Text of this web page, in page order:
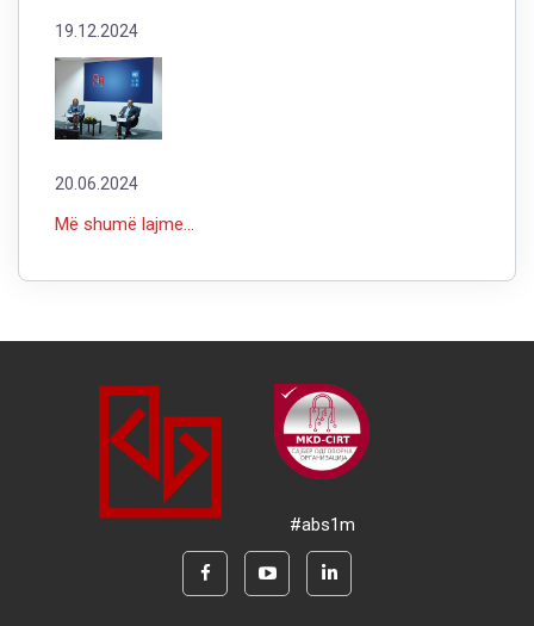
19.12.2024
20.06.2024
Më shumë lajme...
#abs1m